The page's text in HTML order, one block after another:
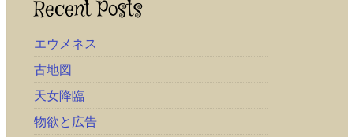
Recent Posts
エウメネス
古地図
天女降臨
物欲と広告